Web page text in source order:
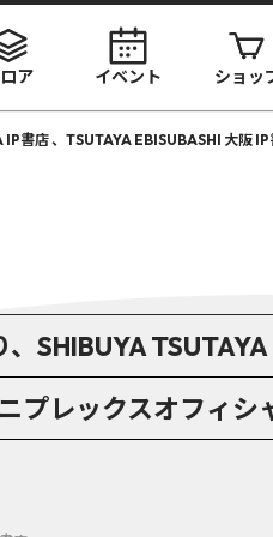
ア イベント ショッ
書店 、TSUTAYA EBISUBASHI 大阪
SHIBUYA
プレックスオフィ